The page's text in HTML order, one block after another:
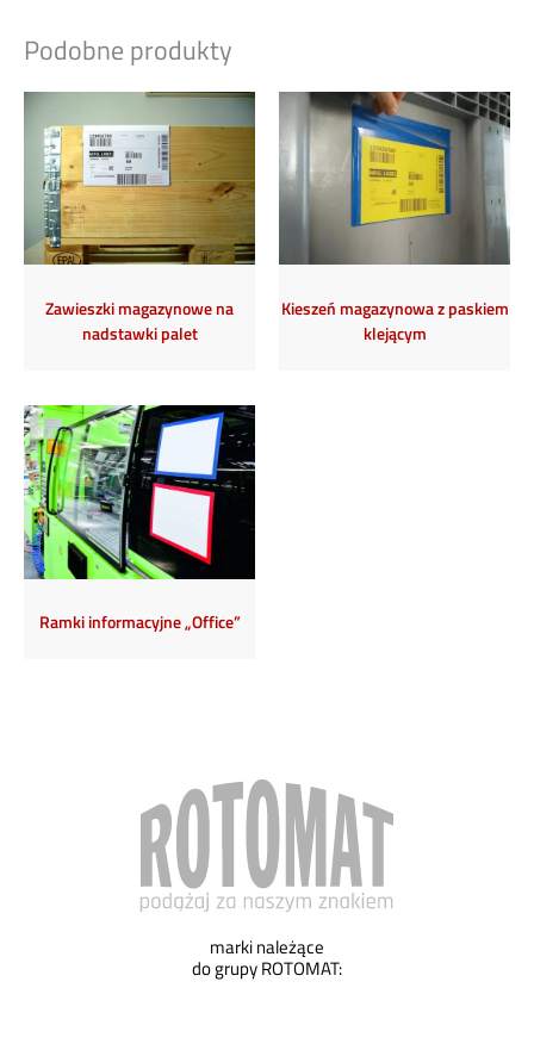
Podobne produkty
Zawieszki magazynowe na
nadstawki palet
Kieszeń magazynowa z paskiem
klejącym
Ramki informacyjne „Office”
marki należące
do grupy ROTOMAT: